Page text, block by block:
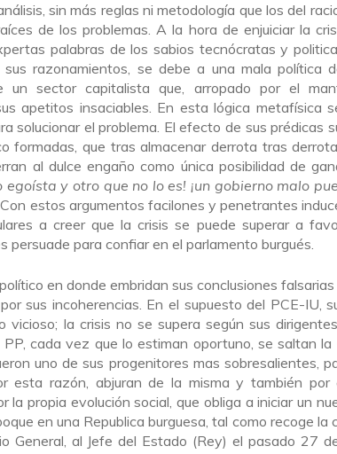
sin más reglas ni metodología que los del
de los problemas. A la hora de enjuiciar la
palabras de los sabios tecnócratas y
razonamientos, se debe a una mala política
un sector capitalista que, arropado por el
apetitos insaciables. En esta lógica metafísica
solucionar el problema. El efecto de sus prédicas
formadas, que tras almacenar derrota tras
al dulce engaño como única posibilidad de
y otro que no lo es! ¡un gobierno malo
Con estos argumentos facilones y penetrantes
a creer que la crisis se puede superar a
persuade para confiar en el parlamento burgués.
en donde embridan sus conclusiones
sus incoherencias. En el supuesto del PCE-IU,
vicioso; la crisis no se supera según sus
PP, cada vez que lo estiman oportuno, se saltan la
uno de sus progenitores mas sobresalientes,
esta razón, abjuran de la misma y también
la propia evolución social, que obliga a iniciar un
en una Republica burguesa, tal como recoge
General, al Jefe del Estado (Rey) el pasado 27